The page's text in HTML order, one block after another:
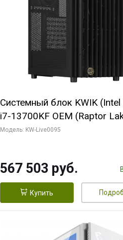
Системный блок KWIK (Intel
i7-13700KF OEM (Raptor
7, C16 8EC/8PC/ 32 ГБ ОЗУ
Turbo/ 512 ГБ SSD)
Модель: KW-Live0095
567 503 руб.
Купить